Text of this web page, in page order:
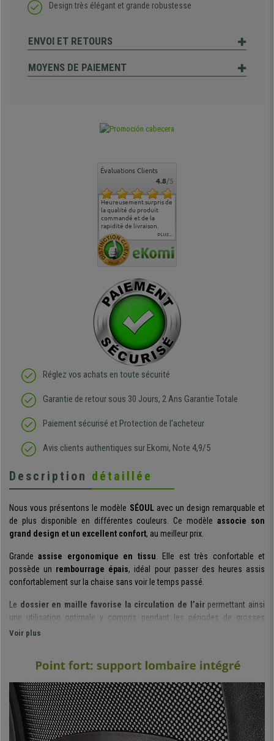
Design très élégant et grande robustesse
ENVOI ET RETOURS
MOYENS DE PAIEMENT
Évaluations Clients
4.8/5
Heureusement surpris de
la qualité du produit
commandé et de la
rapidité de livraison.
de l'aménagement et ne
regrette pas mon achat.
PLUS...
Réglez vos achats en toute sécurité
Garantie de retour sous 30 Jours, 2 Ans Garantie Totale
Paiement sécurisé et Protection de l'acheteur
Avis clients authentiques sur Ekomi, Note 4,9/5
Description détaillée
Nous vous présentons le modèle SÉOULavec un design remarquable et
de plus disponible en différentes couleurs. Ce modèleassocie son
grand design et un excellent confort, au meilleur prix.
Grandeassise ergonomique en tissu. Elle est très confortable et
possède un rembourrage épais, idéal pour passer des heures assis
confortablement sur la chaise sans voir le temps passé.
Le dossier en maille favorise la circulation de l’airpermettant ainsi
une utilisation optimale y compris pendant les périodes de grosses
chaleurs. Soulignons également son
Cette magnifique chaise dispose d’un mécanisme basculant ajustable
en fonction du poids corporelet est doté d’unsystème de
balancement: vous activez cette fonction en actionnant le levier vers
l’extérieur ; si vous répétez la même action à l’inverse la fonction sera
désactivée et le dossier restera fixe. Cette chaise estadaptée pour une
utilisation jusqu’à 4 heures par jour.
Voir plus